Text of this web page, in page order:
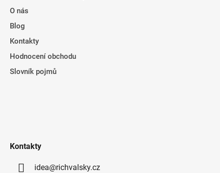
O nás
Blog
Kontakty
Hodnocení obchodu
Slovník pojmů
Kontakty
idea@richvalsky.cz